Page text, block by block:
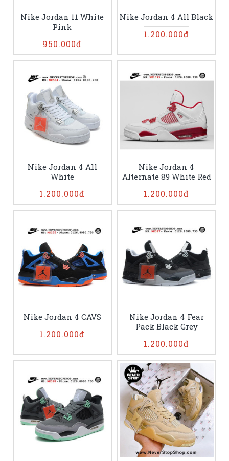
Nike Jordan 11 White
Pink
950.000đ
Nike Jordan 4 All Black
1.200.000đ
Nike Jordan 4 All
White
1.200.000đ
Nike Jordan 4
Alternate 89 White Red
1.200.000đ
Nike Jordan 4 CAVS
1.200.000đ
Nike Jordan 4 Fear
Pack Black Grey
1.200.000đ